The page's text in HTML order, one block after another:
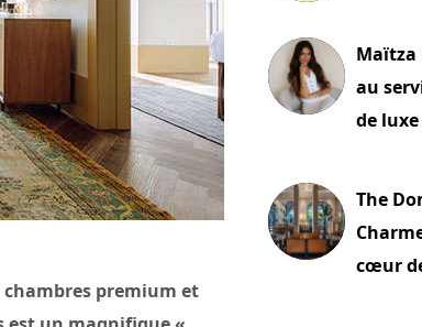
chambres premium et
Maïtza
au
de luxe
The
cœur